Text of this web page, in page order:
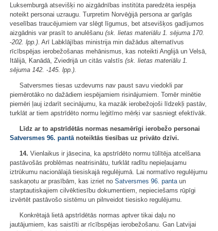
Luksemburgā atsevišķi no aizgādnības institūta paredzēta iespēja
noteikt personai uzraugu. Turpretim Norvēģijā persona ar garīgās
veselības traucējumiem var slēgt līgumus, bet atsevišķos gadījumos
aizgādnis var prasīt to anulēšanu (sk. lietas materiālu 1. sējuma 170.
-202. lpp.) . Arī Labklājības ministrija min dažādus alternatīvus
rīcībspējas ierobežošanas mehānismus, kas noteikti Anglijā un Velsā,
Itālijā, Kanādā, Zviedrijā un citās valstīs (sk. lietas materiālu 1.
sējuma 142. -145. lpp.).
Satversmes tiesas uzdevums nav paust savu viedokli par
piemērotāko no dažādiem iespējamiem risinājumiem. Tomēr minētie
piemēri ļauj izdarīt secinājumu, ka mazāk ierobežojoši līdzekļi pastāv,
turklāt ar tiem apstrīdēto normu leģitīmo mērķi var sasniegt efektīvāk.
Līdz ar to apstrīdētās normas nesamērīgi ierobežo personai
Satversmes 96. pantā noteiktās tiesības uz privāto dzīvi.
14. Vienlaikus ir jāsecina, ka apstrīdēto normu tūlītēja atcelšana
pastāvošās problēmas neatrisinātu, turklāt radītu nepieļaujamu
iztrūkumu nacionālajā tiesiskajā regulējumā. Lai normatīvo regulējumu
saskaņotu ar prasībām, kas izriet no Satversmes 96. panta un
starptautiskajiem cilvēktiesību dokumentiem, nepieciešams rūpīgi
izvērtēt pastāvošo sistēmu un pilnveidot tiesisko regulējumu.
Konkrētajā lietā apstrīdētās normas aptver tikai daļu no
jautājumiem, kas saistīti ar rīcībspējas ierobežošanu. Gan Latvijai